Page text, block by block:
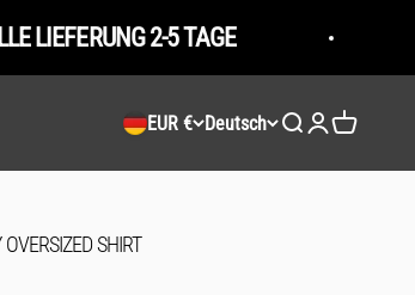
2-5 TAGE
EUR € Deutsch Suche öffnen
SHIRT